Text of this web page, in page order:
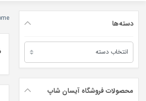
دسته‌ها
دسته‌ها
محصولات فروشگاه آیسان شاپ